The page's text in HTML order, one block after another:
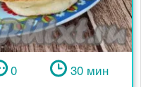
0 30 мин